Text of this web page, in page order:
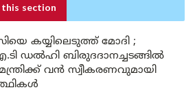
section
കയ്യിലെടുത്ത് മോദി ;
ഡൽഹി ബിരുദദാനച്ചടങ്ങിൽ
വൻ സ്വീകരണവുമായി